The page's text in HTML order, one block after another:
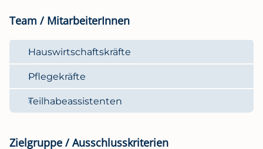
Team / MitarbeiterInnen
Hauswirtschaftskräfte
Pflegekräfte
Teilhabeassistenten
Zielgruppe / Ausschlusskriterien